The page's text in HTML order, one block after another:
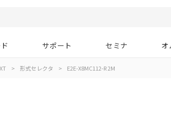
サポート セミナ オ
> 形式セレクタ > E2E-X8MC112-R 2M